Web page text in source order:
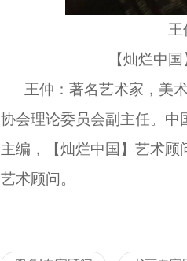
王
【灿烂中
王仲：著名艺术家，美
协会理论委员会副主任。中
主编，【灿烂中国】艺术顾
艺术顾问。